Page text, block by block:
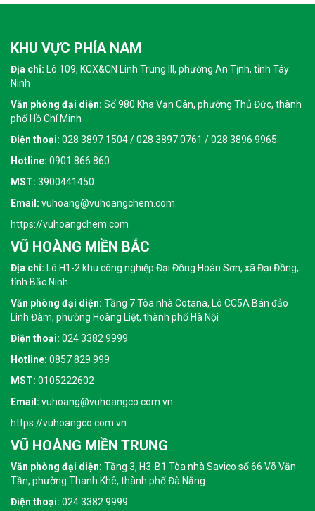
KHU VỰC PHÍA NAM
Địa chỉ: Lô 109, KCX&CN Linh Trung III, phường An Tịnh, tỉnh Tây
Ninh
Văn phòng đại diện: Số 980 Kha Vạn Cân, phường Thủ Đức, thành
phố Hồ Chí Minh
Điện thoại: 028 3897 1504 / 028 3897 0761 / 028 3896 9965
Hotline: 0901 866 860
MST: 3900441450
Email: vuhoang@vuhoangchem.com.
https://vuhoangchem.com
VŨ HOÀNG MIỀN BẮC
Địa chỉ: Lô H1-2 khu công nghiệp Đại Đồng Hoàn Sơn, xã Đại Đồng,
tỉnh Bắc Ninh
Văn phòng đại diện: Tầng 7 Tòa nhà Cotana, Lô CC5A Bán đảo
Linh Đàm, phường Hoàng Liệt, thành phố Hà Nội
Điện thoại: 024 3382 9999
Hotline: 0857 829 999
MST: 0105222602
Email: vuhoang@vuhoangco.com.vn.
https://vuhoangco.com.vn
VŨ HOÀNG MIỀN TRUNG
Văn phòng đại diện: Tầng 3, H3-B1 Tòa nhà Savico số 66 Võ Văn
Tần, phường Thanh Khê, thành phố Đà Nẵng
Điện thoại: 024 3382 9999